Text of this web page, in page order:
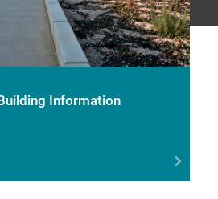
Information